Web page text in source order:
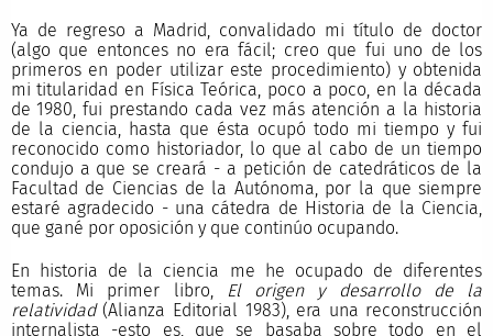
Ya de regreso a Madrid, convalidado mi título de doctor
(algo que entonces no era fácil; creo que fui uno de los
primeros en poder utilizar este procedimiento) y obtenida
mi titularidad en Física Teórica, poco a poco, en la década
de 1980, fui prestando cada vez más atención a la historia
de la ciencia, hasta que ésta ocupó todo mi tiempo y fui
reconocido como historiador, lo que al cabo de un tiempo
condujo a que se creará - a petición de catedráticos de la
Facultad de Ciencias de la Autónoma, por la que siempre
estaré agradecido - una cátedra de Historia de la Ciencia,
que gané por oposición y que continúo ocupando.
En historia de la ciencia me he ocupado de diferentes
temas. Mi primer libro, El origen y desarrollo de la
relatividad(Alianza Editorial 1983), era una reconstrucción
internalista -esto es, que se basaba sobre todo en el